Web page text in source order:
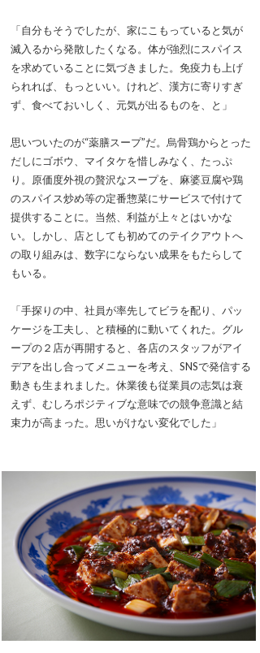
「自分もそうでしたが、家にこもっていると気が
滅入るから発散したくなる。体が強烈にスパイス
を求めていることに気づきました。免疫力も上げ
られれば、もっといい。けれど、漢方に寄りすぎ
ず、食べておいしく、元気が出るものを、と」
思いついたのが“薬膳スープ”だ。烏骨鶏からとった
だしにゴボウ、マイタケを惜しみなく、たっぷ
り。原価度外視の贅沢なスープを、麻婆豆腐や鶏
のスパイス炒め等の定番惣菜にサービスで付けて
提供することに。当然、利益が上々とはいかな
い。しかし、店としても初めてのテイクアウトへ
の取り組みは、数字にならない成果をもたらして
もいる。
「手探りの中、社員が率先してビラを配り、パッ
ケージを工夫し、と積極的に動いてくれた。グル
ープの２店が再開すると、各店のスタッフがアイ
デアを出し合ってメニューを考え、SNSで発信する
動きも生まれました。休業後も従業員の志気は衰
えず、むしろポジティブな意味での競争意識と結
束力が高まった。思いがけない変化でした」